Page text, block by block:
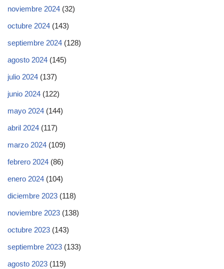
noviembre 2024 (32)
octubre 2024 (143)
septiembre 2024 (128)
agosto 2024 (145)
julio 2024 (137)
junio 2024 (122)
mayo 2024 (144)
abril 2024 (117)
marzo 2024 (109)
febrero 2024 (86)
enero 2024 (104)
diciembre 2023 (118)
noviembre 2023 (138)
octubre 2023 (143)
septiembre 2023 (133)
agosto 2023 (119)